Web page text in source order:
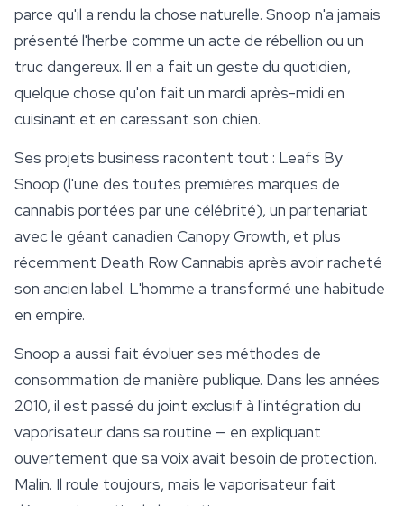
parce qu'il a rendu la chose naturelle. Snoop n'a jamais
présenté l'herbe comme un acte de rébellion ou un
truc dangereux. Il en a fait un geste du quotidien,
quelque chose qu'on fait un mardi après-midi en
cuisinant et en caressant son chien.
Ses projets business racontent tout : Leafs By
Snoop (l'une des toutes premières marques de
cannabis portées par une célébrité), un partenariat
avec le géant canadien Canopy Growth, et plus
récemment Death Row Cannabis après avoir racheté
son ancien label. L'homme a transformé une habitude
en empire.
Snoop a aussi fait évoluer ses méthodes de
consommation de manière publique. Dans les années
2010, il est passé du joint exclusif à l'intégration du
vaporisateur dans sa routine — en expliquant
ouvertement que sa voix avait besoin de protection.
Malin. Il roule toujours, mais le vaporisateur fait